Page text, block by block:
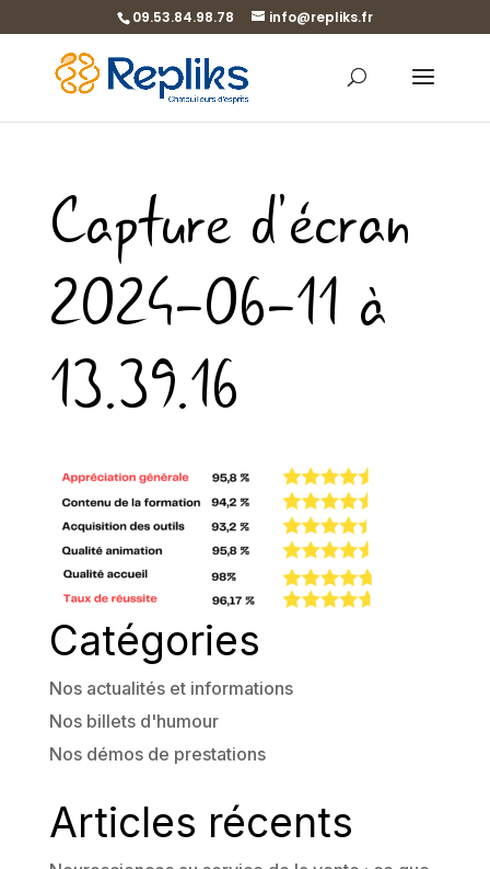
09.53.84.98.78 info@repliks.fr
Capture d’écran
2024-06-11 à
13.39.16
Catégories
Nos actualités et informations
Nos billets d'humour
Nos démos de prestations
Articles récents